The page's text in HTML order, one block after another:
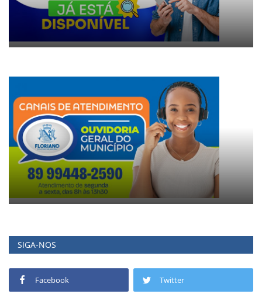
SIGA-NOS
Facebook Twitter